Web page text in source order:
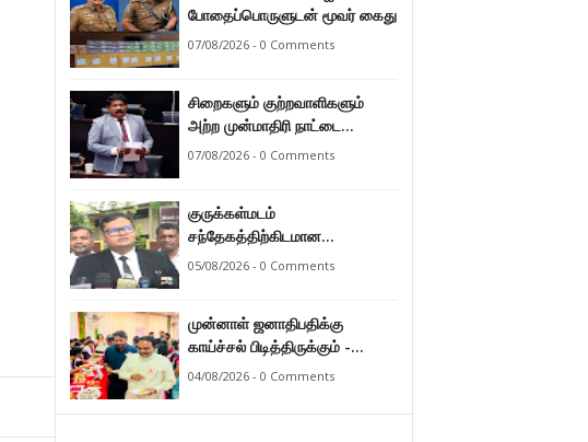
போதைப்பொருளுடன் மூவர் கைது
07/08/2026 - 0 Comments
சிறைகளும் குற்றவாளிகளும்
அற்ற முன்மாதிரி நாட்டை
உருவாக்குவதே அரசாங்கத்தின்
07/08/2026 - 0 Comments
குருக்கள்மடம்
சந்தேகத்திற்கிடமான
மனிதப்புதைகுழி தொடர்பான
தவணையிடப்பட்டுள்ளது.
05/08/2026 - 0 Comments
முன்னாள் ஜனாதிபதிக்கு
காய்ச்சல் பிடித்திருக்கும் -
பாராளுமன்ற உறுப்பினர் ஸ்ரீநேசன்
04/08/2026 - 0 Comments